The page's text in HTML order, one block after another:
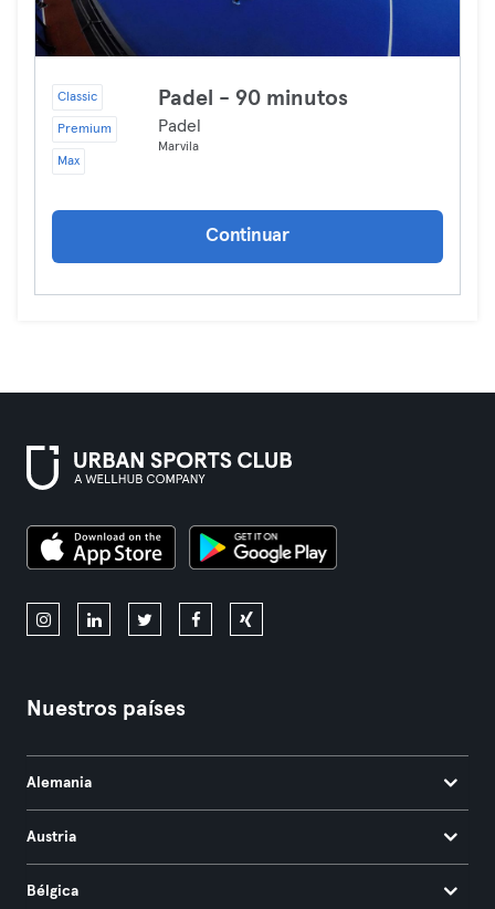
Classic
Premium
Max
Padel - 90 minutos
Padel
Marvila
Continuar
Nuestros países
Alemania
Austria
Bélgica